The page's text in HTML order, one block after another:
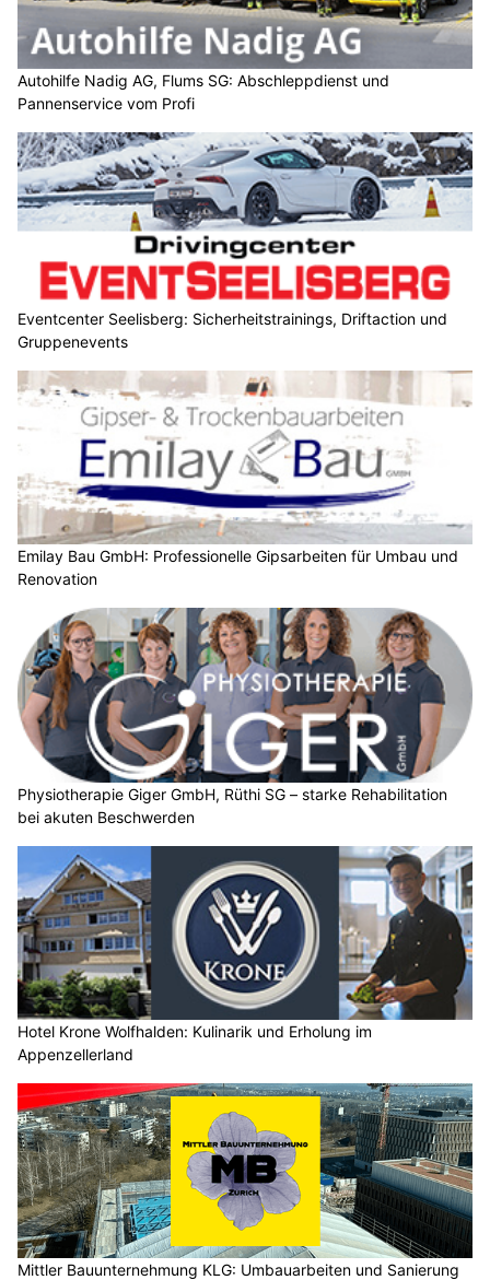
Autohilfe Nadig AG, Flums SG: Abschleppdienst und
Pannenservice vom Profi
Eventcenter Seelisberg: Sicherheitstrainings, Driftaction und
Gruppenevents
Emilay Bau GmbH: Professionelle Gipsarbeiten für Umbau und
Renovation
Physiotherapie Giger GmbH, Rüthi SG – starke Rehabilitation
bei akuten Beschwerden
Hotel Krone Wolfhalden: Kulinarik und Erholung im
Appenzellerland
Mittler Bauunternehmung KLG: Umbauarbeiten und Sanierung